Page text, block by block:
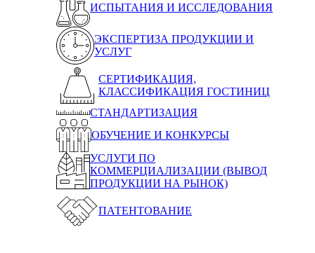
ИСПЫТАНИЯ И ИССЛЕДОВАНИЯ
ЭКСПЕРТИЗА ПРОДУКЦИИ И
УСЛУГ
СЕРТИФИКАЦИЯ,
КЛАССИФИКАЦИЯ ГОСТИНИЦ
СТАНДАРТИЗАЦИЯ
ОБУЧЕНИЕ И КОНКУРСЫ
УСЛУГИ ПО
КОММЕРЦИАЛИЗАЦИИ (ВЫВОД
ПРОДУКЦИИ НА РЫНОК)
ПАТЕНТОВАНИЕ